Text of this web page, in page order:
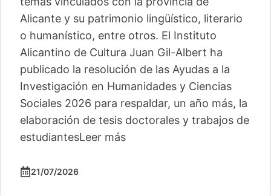
Alicante y su patrimonio lingüístico, literario
o humanístico, entre otros. El Instituto
Alicantino de Cultura Juan Gil-Albert ha
publicado la resolución de las Ayudas a la
Investigación en Humanidades y Ciencias
Sociales 2026 para respaldar, un año más, la
elaboración de tesis doctorales y trabajos de
estudiantesLeer más
21/07/2026